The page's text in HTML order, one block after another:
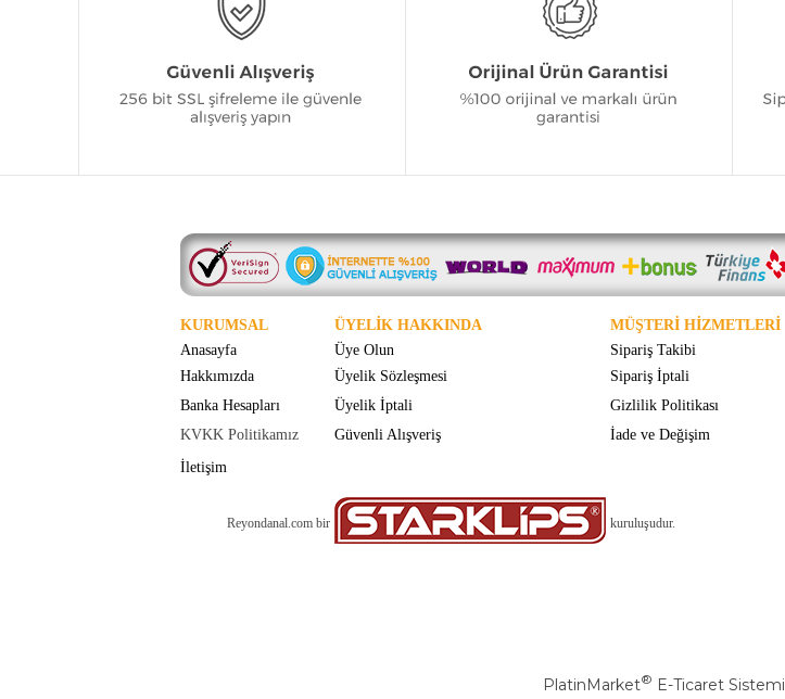
KURUMSAL ÜYELİK HAKKINDA MÜŞTERİ HİZMETLERİ
Anasayfa Üye Olun Sipariş Takibi
Hakkımızda
Üyelik Sözleşmesi Sipariş İptali
Banka Hesapları
Üyelik İptali Gizlilik Politikası
KVKK Politikamız
Güvenli Alışveriş İade ve Değişim
İletişim
Reyondanal.com bir kuruluşudur.
PlatinMarket® E-Ticaret Sistemi